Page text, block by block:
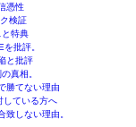
憑性
検証
と特典
批評。
と批評
真相。
勝てない理由
している方へ
しない理由。